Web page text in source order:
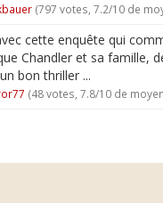
(797 votes, 7.2/10 de
cette enquête qui
Chandler et sa famille,
bon thriller ...
(48 votes, 7.8/10 de